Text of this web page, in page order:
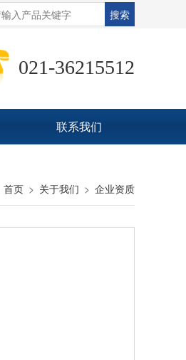
021-36215512
联系我们
首页 关于我们 企业资质